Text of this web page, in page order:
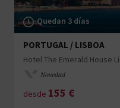
Quedan 3 días
PORTUGAL / LISBOA
Hotel The Emerald House
Novedad
desde 155 €